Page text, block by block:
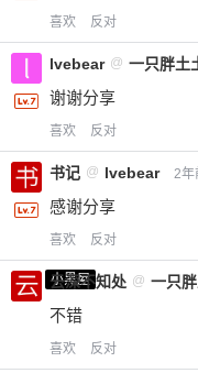
喜欢 反对
lvebear @ 一只胖土
谢谢分享
喜欢 反对
书记 @ lvebear 2年
感谢分享
喜欢 反对
小黑屋
云深不知处 @ 一只
不错
喜欢 反对